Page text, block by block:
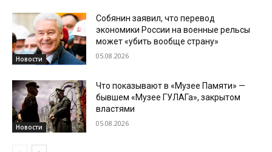
Новости
Собянин заявил, что перевод
экономики России на военные рельсы
может «убить вообще страну»
05.08.2026
Новости
Что показывают в «Музее Памяти» —
бывшем «Музее ГУЛАГа», закрытом
властями
05.08.2026